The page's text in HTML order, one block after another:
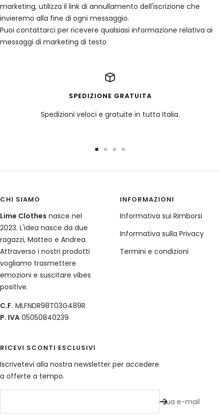
marketing, utilizza il link di annullamento dell'iscrizione che
invieremo alla fine di ogni messaggio.
Puoi contattarci per ricevere qualsiasi informazione relativa ai
messaggi di marketing di testo
SPEDIZIONE GRATUITA
Spedizioni veloci e gratuite in tutta Italia.
CHI SIAMO
Lime Clothes nasce nel
2023. L'idea nasce da due
ragazzi, Matteo e Andrea.
Attraverso i nostri prodotti
vogliamo trasmettere
emozioni e suscitare vibes
positive.
C.F. MLFNDR98T03G489R
P. IVA 05050840239
INFORMAZIONI
Informativa sui Rimborsi
Informativa sulla Privacy
Termini e condizioni
RICEVI SCONTI ESCLUSIVI
Iscrivetevi alla nostra newsletter per accedere
a offerte a tempo.
Sua e-mail